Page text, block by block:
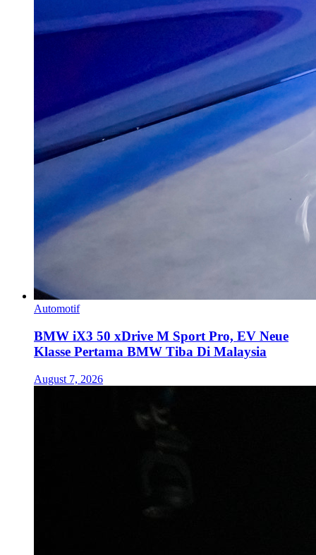
Automotif
BMW iX3 50 xDrive M Sport Pro, EV Neue
Klasse Pertama BMW Tiba Di Malaysia
August 7, 2026